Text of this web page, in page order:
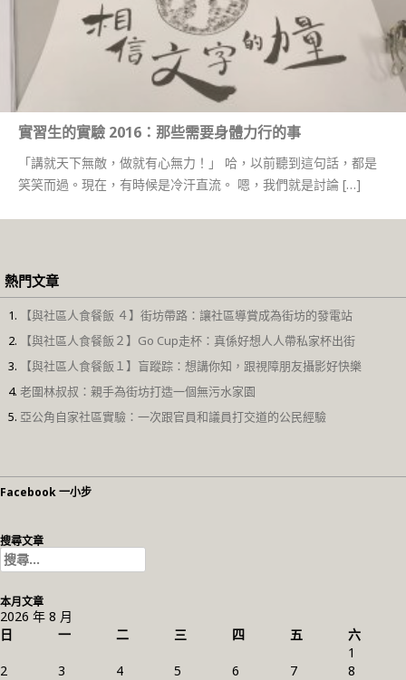
實習生的實驗 2016：那些需要身體力行的事
「講就天下無敵，做就有心無力！」 哈，以前聽到這句話，都是
笑笑而過。現在，有時候是冷汗直流。 嗯，我們就是討論 […]
熱門文章
【與社區人食餐飯 ４】街坊帶路：讓社區導賞成為街坊的發電站
【與社區人食餐飯２】Go Cup走杯：真係好想人人帶私家杯出街
【與社區人食餐飯１】盲蹤踪：想講你知，跟視障朋友攝影好快樂
老圍林叔叔：親手為街坊打造一個無污水家園
亞公角自家社區實驗：一次跟官員和議員打交道的公民經驗
Facebook 一小步
搜尋文章
搜
尋
關
鍵
字:
本月文章
2026 年 8 月
日
一 二 三 四 五
六
1
2
3 4 5 6 7 8